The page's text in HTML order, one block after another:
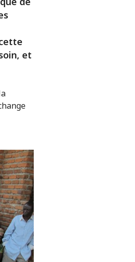
et